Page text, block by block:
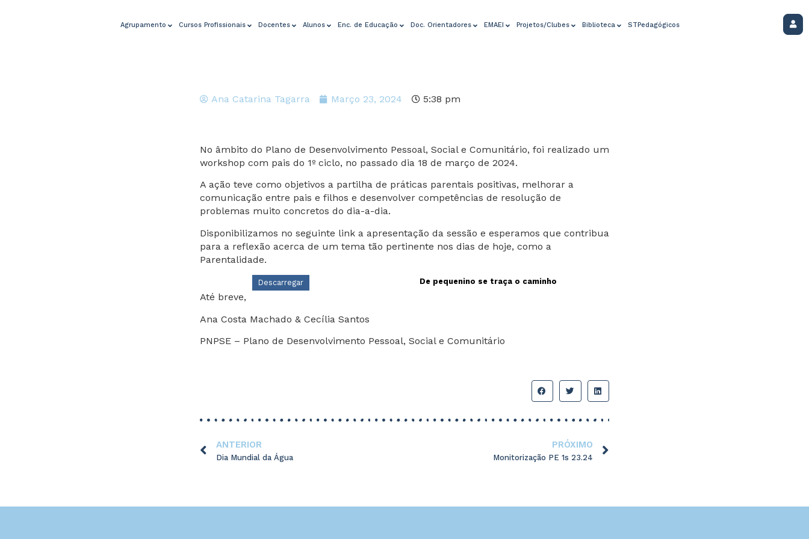
Agrupamento Cursos Profissionais Docentes Alunos Enc. de Educação Doc. Orientadores EMAEI Projetos/Clubes Biblioteca STPedagógicos
Ana Catarina Tagarra Março 23, 2024 5:38 pm
No âmbito do Plano de Desenvolvimento Pessoal, Social e Comunitário, foi realizado um
workshop com pais do 1º ciclo, no passado dia 18 de março de 2024.
A ação teve como objetivos a partilha de práticas parentais positivas, melhorar a
comunicação entre pais e filhos e desenvolver competências de resolução de
problemas muito concretos do dia-a-dia.
Disponibilizamos no seguinte link a apresentação da sessão e esperamos que contribua
para a reflexão acerca de um tema tão pertinente nos dias de hoje, como a
Parentalidade.
De pequenino se traça o caminho
Descarregar
Até breve,
Ana Costa Machado & Cecília Santos
PNPSE – Plano de Desenvolvimento Pessoal, Social e Comunitário
ANTERIOR
Dia Mundial da Água
PRÓXIMO
Monitorização PE 1s 23.24